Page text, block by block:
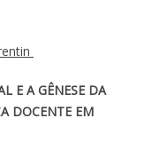
E A GÊNESE DA
DOCENTE EM